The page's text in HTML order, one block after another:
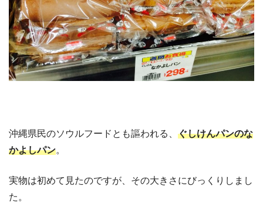
沖縄県民のソウルフードとも謳われる、 ぐしけんパンのな
かよしパン。
実物は初めて見たのですが、その大きさにびっくりしまし
た。